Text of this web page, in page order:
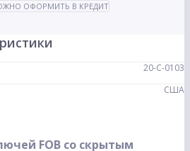
ОФОРМИТЬ В КРЕДИТ
20-С-0103
США
FOB со скрытым